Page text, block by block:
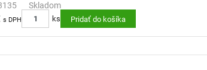
Skladom
s DPH ks Pridať do košíka